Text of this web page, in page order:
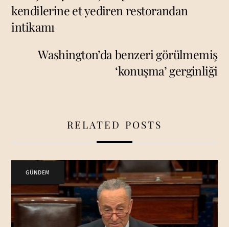
kendilerine et yediren restorandan
intikamı
Washington’da benzeri görülmemiş
‘konuşma’ gerginliği
RELATED POSTS
GÜNDEM